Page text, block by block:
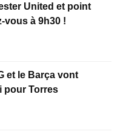
United et point
à 9h30 !
et le Barça vont
pour Torres